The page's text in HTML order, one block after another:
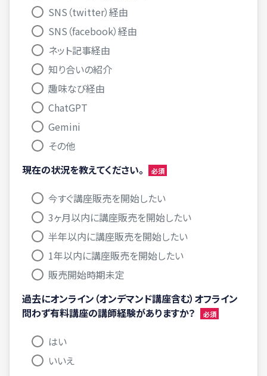
SNS（twitter）経由
SNS（facebook）経由
ネット記事経由
知り合いの紹介
趣味なび経由
ChatGPT
Gemini
その他
現在の状況を教えてください。
今すぐ講座販売を開始したい
3ヶ月以内に講座販売を開始したい
半年以内に講座販売を開始したい
1年以内に講座販売を開始したい
販売開始時期未定
過去にオンライン（オンデマンド講座含む）オフライン
問わず有料講座の講師経験がありますか？
はい
いいえ